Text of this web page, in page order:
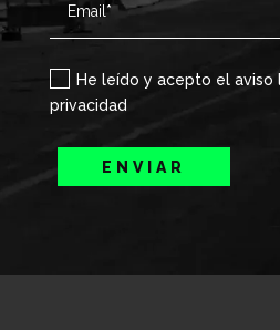
He leído y acepto el
privacidad
ENVIAR